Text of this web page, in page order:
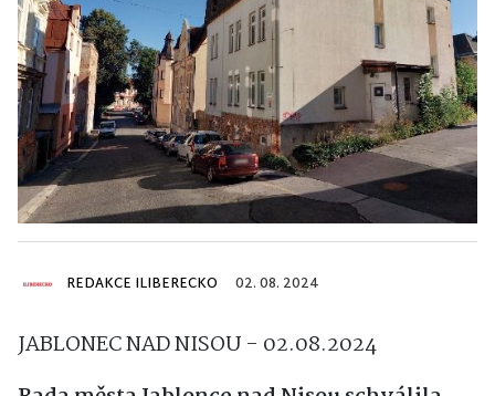
REDAKCE ILIBERECKO 02. 08. 2024
JABLONEC NAD NISOU - 02.08.2024